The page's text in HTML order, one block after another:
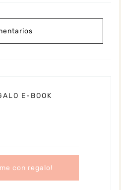
E-BOOK